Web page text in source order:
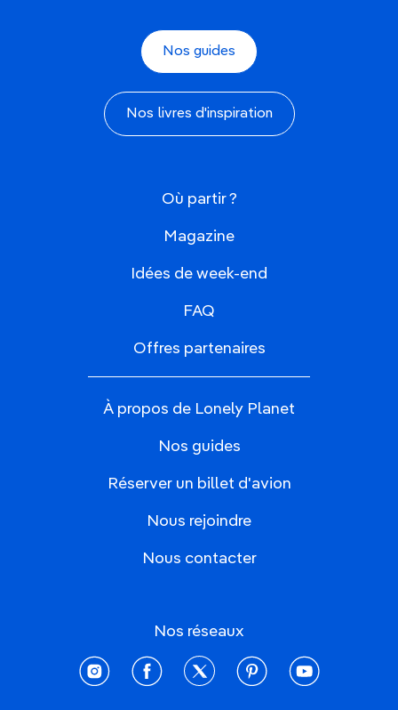
Nos guides
Nos livres d'inspiration
Où partir ?
Magazine
Idées de week-end
FAQ
Offres partenaires
À propos de Lonely Planet
Nos guides
Réserver un billet d'avion
Nous rejoindre
Nous contacter
Nos réseaux
instagramfacebooktwitter pinterestyoutube